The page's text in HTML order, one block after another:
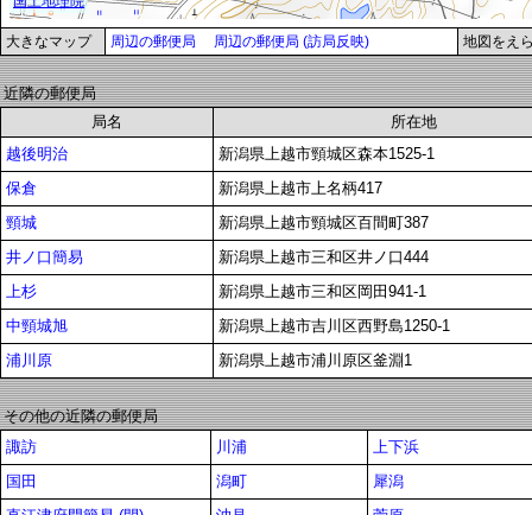
大きなマップ 周辺の郵便局 周辺の郵便局 (訪局反映) 地図をえ
近隣の郵便局
局名
所在地
越後明治
新潟県上越市頸城区森本1525-1
保倉
新潟県上越市上名柄417
頸城
新潟県上越市頸城区百間町387
井ノ口簡易
新潟県上越市三和区井ノ口444
上杉
新潟県上越市三和区岡田941-1
中頸城旭
新潟県上越市吉川区西野島1250-1
浦川原
新潟県上越市浦川原区釜淵1
その他の近隣の郵便局
諏訪
川浦
上下浜
国田
潟町
犀潟